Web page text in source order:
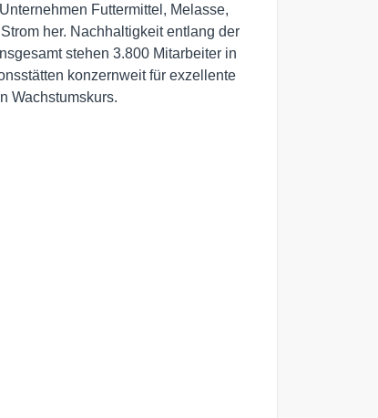
Futtermittel, Melasse,
her. Nachhaltigkeit entlang der
stehen 3.800 Mitarbeiter in
konzernweit für exzellente
Wachstumskurs.